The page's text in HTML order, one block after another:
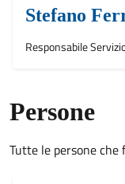
Stefano
Responsabile
Persone
Tutte le persone